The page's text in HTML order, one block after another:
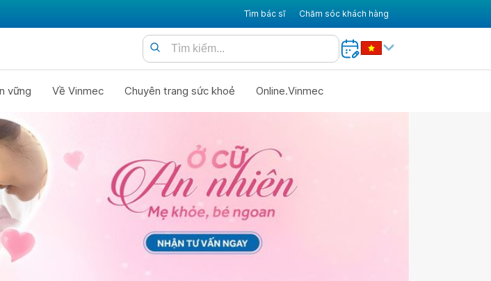
Tìm bác sĩ Chăm sóc khách hàng
vững Về Vinmec Chuyên trang sức khoẻ Online.Vinmec